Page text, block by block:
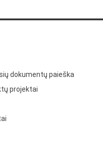
dokumentų paieška
projektai